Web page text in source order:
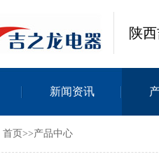
陕
新闻资讯
首页 >>产品中心